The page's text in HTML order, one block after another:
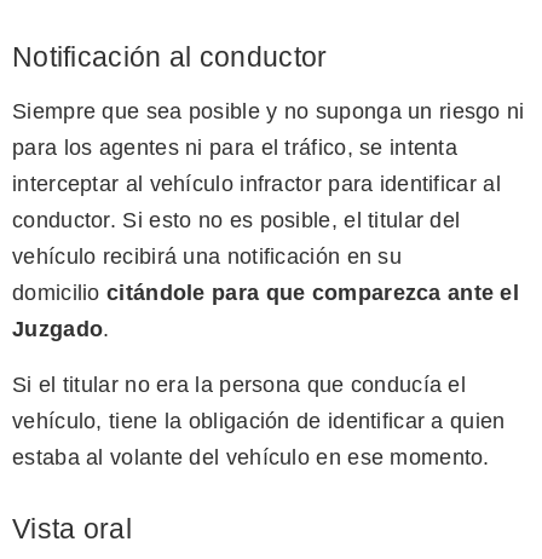
Notificación al conductor
Siempre que sea posible y no suponga un riesgo ni
para los agentes ni para el tráfico, se intenta
interceptar al vehículo infractor para identificar al
conductor. Si esto no es posible, el titular del
vehículo recibirá una notificación en su
domicilio citándole para que comparezca ante el
Juzgado.
Si el titular no era la persona que conducía el
vehículo, tiene la obligación de identificar a quien
estaba al volante del vehículo en ese momento.
Vista oral